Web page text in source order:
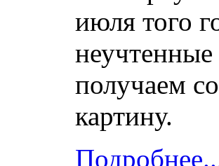
июля того
неучтенные
получаем
картину.